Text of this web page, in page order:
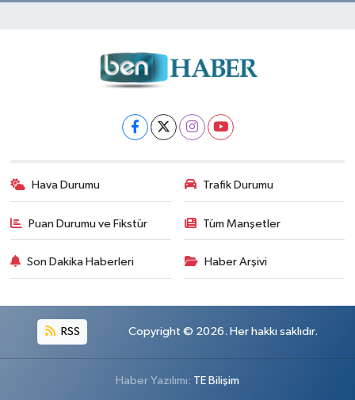
Hava Durumu Trafik Durumu
Puan Durumu ve Fikstür Tüm Manşetler
Son Dakika Haberleri Haber Arşivi
RSS Copyright © 2026. Her hakkı saklıdır.
Haber Yazılımı: TE Bilişim